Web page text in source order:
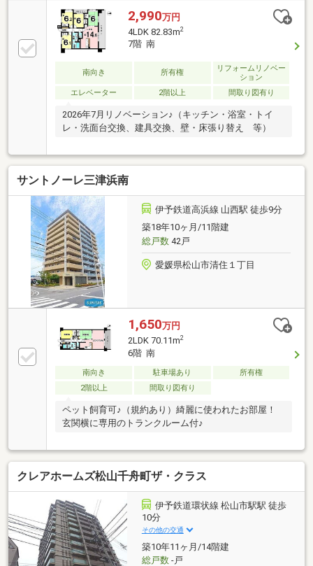
2,990万円
4LDK 82.83m2
7階 南
南向き 所有権
リフォームリノベー
ション
エレベーター
2階以上 間取り図有り
2026年7月リノベーション♪（キッチン・浴室・トイ
レ・洗面台交換、建具交換、壁・床張り替え 等）
サントノーレ三津浜南
伊予鉄道高浜線 山西駅 徒歩9分
築18年10ヶ月/11階建
総戸数42戸
愛媛県松山市清住１丁目
1,650万円
2LDK 70.11m2
6階 南
南向き 駐車場あり
所有権
2階以上
間取り図有り
ペット飼育可♪（規約あり）綺麗に使われたお部屋！
玄関横に専用のトランクルーム付♪
クレアホームズ松山千舟町ザ・クラス
伊予鉄道環状線 松山市駅駅 徒歩
10分
その他の交通
築10年11ヶ月/14階建
総戸数-戸